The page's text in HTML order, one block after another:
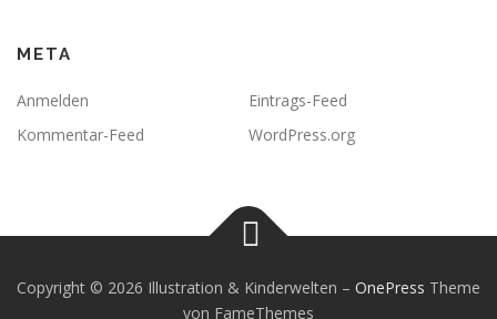
META
Anmelden
Eintrags-Feed
Kommentar-Feed
WordPress.org
Copyright © 2026 Illustration & Kinderwelten – OnePress Theme
von FameThemes